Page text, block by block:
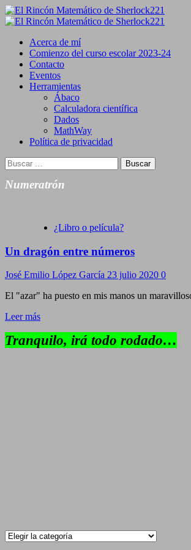
Saltar
al
Primary
Acerca de mí
Comienzo del curso escolar 2023-24
Contacto
Eventos
Herramientas
Ábaco
Calculadora científica
Dados
MathWay
Política de privacidad
Buscar:
Numeratrón
¿Libro o película?
Un dragón entre números
José Emilio López García 23 julio 2020 0
El "azar" ha puesto en mis manos un
Leer más
Tranquilo, irá todo rodado…
Categorías